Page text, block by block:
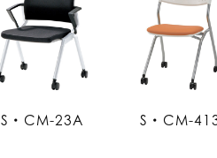
S・CM-23A S・CM-